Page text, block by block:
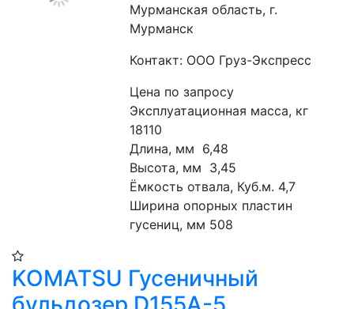
Мурманская область, г.
Мурманск
Контакт: ООО Груз-Экспресс
Цена по запросу
Эксплуатационная масса, кг
18110
Длина, мм  6,48
Высота, мм  3,45
Ёмкость отвала, Куб.м. 4,7
Ширина опорныx пластин
гусениц, мм 508
KOMATSU Гусеничный